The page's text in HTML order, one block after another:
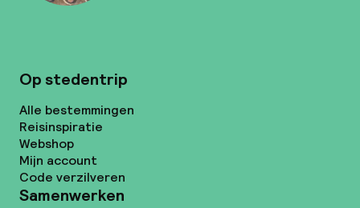
Op stedentrip
Alle bestemmingen
Reisinspiratie
Webshop
Mijn account
Code verzilveren
Samenwerken